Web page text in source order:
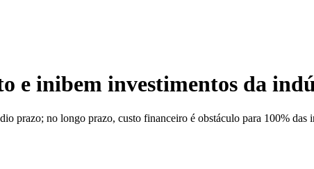
Sebrae-RN
e inibem investimentos da
prazo; no longo prazo, custo financeiro é obstáculo para 100% das